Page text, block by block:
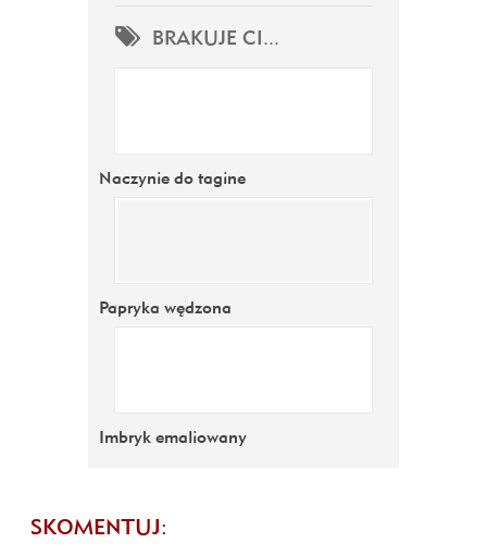
BRAKUJE CI...
Naczynie do tagine
Papryka wędzona
Imbryk emaliowany
SKOMENTUJ: